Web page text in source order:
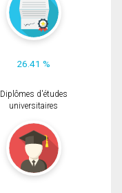
26.41 %
Diplômes d'études
universitaires